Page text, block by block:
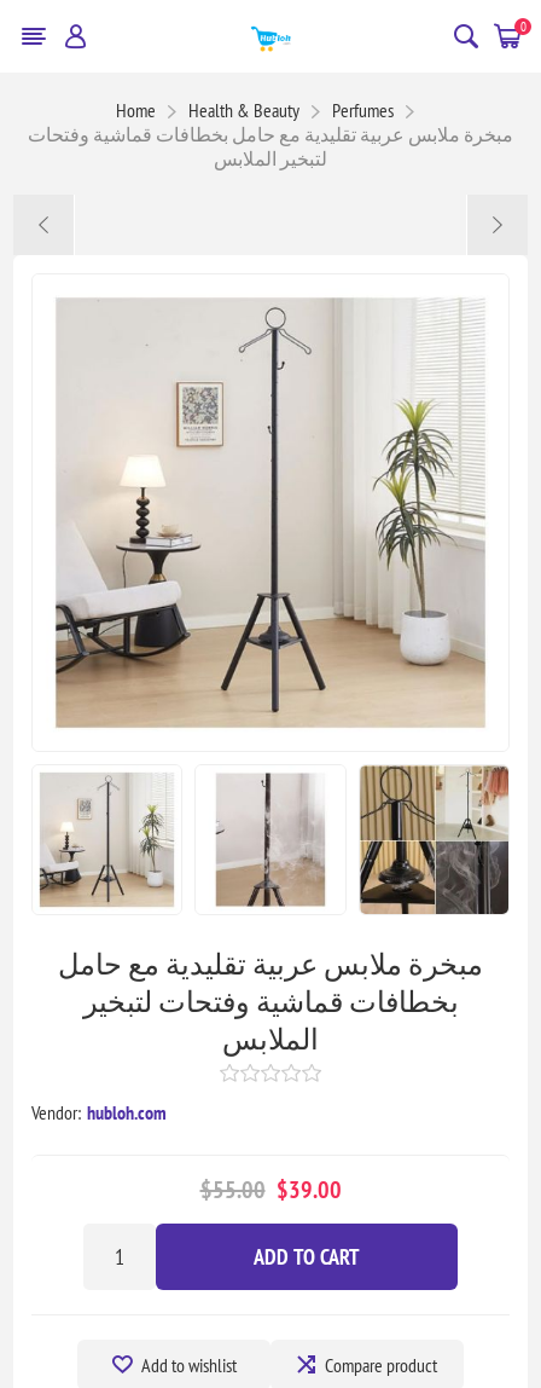
0
Home Health & Beauty
Perfumes
مبخرة ملابس عربية تقليدية مع حامل بخطافات قماشية وفتحات
لتبخير الملابس
مبخرة ملابس عربية تقليدية مع حامل
بخطافات قماشية وفتحات لتبخير
الملابس
Vendor: hubloh.com
$55.00 $39.00
ADD TO CART
Add to wishlist Compare product